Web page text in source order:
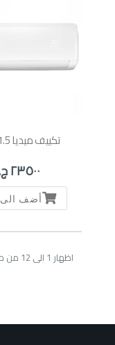
٢٣٥٠٠ ج.م
أضف الى
اظهار 1 الى 12 من مجموع 17 الأدخالات